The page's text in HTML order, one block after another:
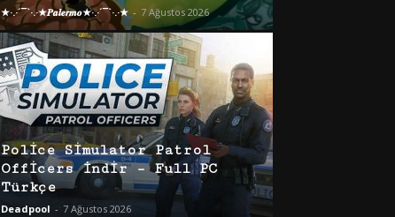
★·.·´¯`·.·★𝑷𝒂𝒍𝒆𝒓𝒎𝒐★·.·´¯`·.·★ - 7 Ağustos 2026
Police Simulator Patrol
Officers İndir – Full PC
Türkçe
Deadpool - 7 Ağustos 2026